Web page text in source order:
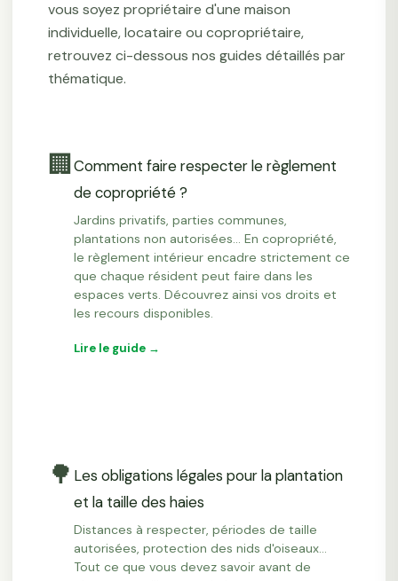
vous soyez propriétaire d'une maison
individuelle, locataire ou copropriétaire,
retrouvez ci-dessous nos guides détaillés par
thématique.
🏢Comment faire respecter le règlement
de copropriété ?
Jardins privatifs, parties communes,
plantations non autorisées… En copropriété,
le règlement intérieur encadre strictement ce
que chaque résident peut faire dans les
espaces verts. Découvrez ainsi vos droits et
les recours disponibles.
Lire le guide →
🌳 Les obligations légales pour la plantation
et la taille des haies
Distances à respecter, périodes de taille
autorisées, protection des nids d'oiseaux…
Tout ce que vous devez savoir avant de